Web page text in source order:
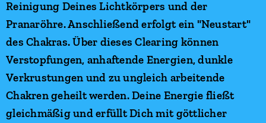
Reinigung Deines Lichtkörpers und der
Pranaröhre. Anschließend erfolgt ein "Neustart"
des Chakras. Über dieses Clearing können
Verstopfungen, anhaftende Energien, dunkle
Verkrustungen und zu ungleich arbeitende
Chakren geheilt werden. Deine Energie fließt
gleichmäßig und erfüllt Dich mit göttlicher